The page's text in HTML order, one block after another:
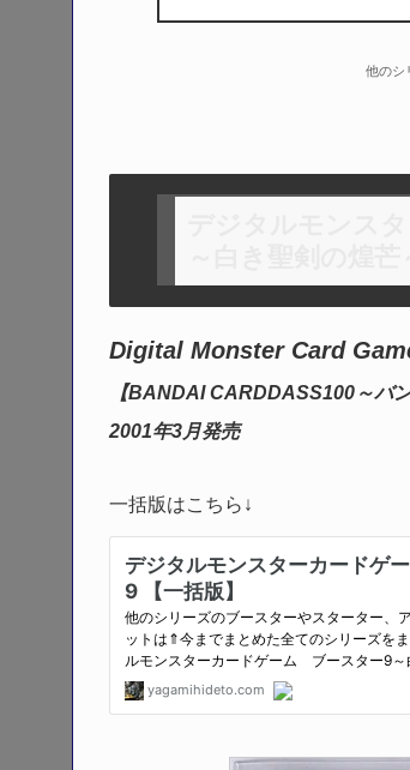
他のシ
Digital Monster Card
【BANDAI CARDDASS100～バ
2001年3月発売
一括版はこちら↓